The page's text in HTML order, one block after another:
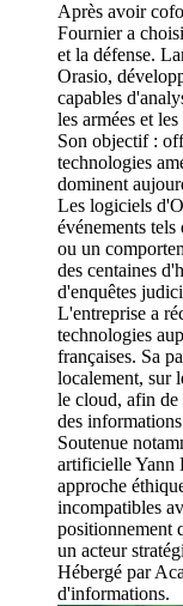
Après avoir
Fournier a
et la défense.
Orasio,
capables
les armées et
Son objectif :
technologies
dominent
Les logiciels
événements
ou un
des centaines
d'enquêtes
L'entreprise a
technologies
françaises. Sa
localement, sur
le cloud, afin de
des
Soutenue
artificielle Yann
approche
incompatibles
positionnement
un acteur
Hébergé par
d'informations.